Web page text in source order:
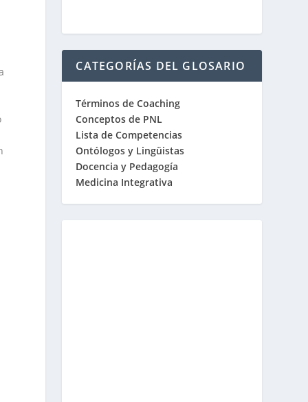
CATEGORÍAS DEL GLOSARIO
Términos de Coaching
Conceptos de PNL
Lista de Competencias
Ontólogos y Lingüistas
Docencia y Pedagogía
Medicina Integrativa